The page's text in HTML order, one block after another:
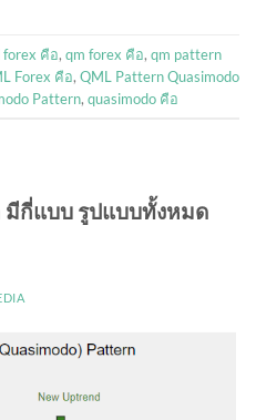
forex คือ, qm forex คือ, qm pattern
Forex คือ, QML Pattern Quasimodo
Pattern, quasimodo คือ
มีกี่แบบ รูปแบบทั้งหมด